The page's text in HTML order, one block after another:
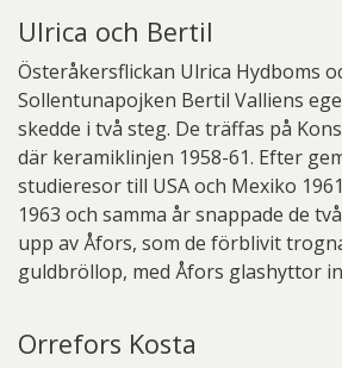
Ulrica och Bertil
Österåkersflickan Ulrica Hydboms
Sollentunapojken Bertil Valliens
skedde i två steg. De träffas på
där keramiklinjen 1958-61. Efter
studieresor till USA och Mexiko
1963 och samma år snappade de
upp av Åfors, som de förblivit
guldbröllop, med Åfors glashyttor
Orrefors Kosta